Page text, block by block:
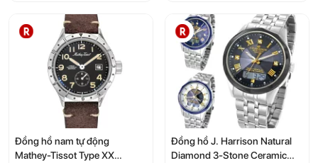
Đồng hồ nam tự động
Mathey-Tissot Type XX
Đồng hồ J. Harrison Natural
Diamond 3-Stone Ceramic